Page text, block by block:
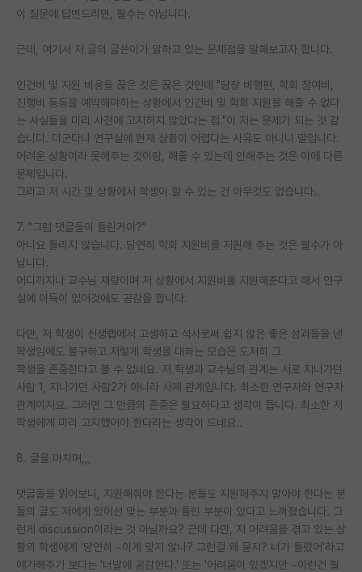
이 질문에 답변드리면, 필수는 아닙니다.
근데, 여기서 저 글의 글쓴이가 말하고 있는 문제점을 말해보고자 합니다.
인건비 및 지원 비용을 끊은 것은 끊은 것인데 "당장 비행편, 학회 참여비,
진행비 등등을 예약해야하는 상황에서 인건비 및 학회 지원을 해줄 수 없다
는 사실들을 미리 사전에 고지하지 않았다는 점."이 저는 문제가 되는 것 같
습니다. 더군다나 연구실에 현재 상황이 어렵다는 사유도 아니니 말입니다.
어려운 상황이라 못해주는 것이랑, 해줄 수 있는데 안해주는 것은 아에 다른
문제입니다.
그리고 저 시간 및 상황에서 학생이 할 수 있는 건 아무것도 없습니다..
7. "그럼 댓글들이 틀린거야?"
아니요 틀리지 않습니다. 당연히 학회 지원비를 지원해 주는 것은 필수가 아
닙니다.
어디까지나 교수님 재량이며 저 상황에서 지원비를 지원해준다고 해서 연구
실에 이득이 없어것에도 공감을 합니다.
다만, 저 학생이 신생랩에서 고생하고 석사로써 쉽지 않은 좋은 성과들을 낸
학생임에도 불구하고 저렇게 학생을 대하는 모습은 도저히 그
학생을 존중한다고 볼 수 없네요. 저 학생과 교수님의 관계는 서로 지나가던
사람 1, 지나가던 사람2가 아니라 사제 관계입니다. 최소한 연구자와 연구자
관계이지요. 그러면 그 만큼의 존중은 필요하다고 생각이 듭니다. 최소한 저
학생에게 미리 고지했어야 한다라는 생각이 드네요..
8. 글을 마치며,,,
댓글들을 읽어보니, 지원해줘야 한다는 분들도 지원해주지 말아야 한다는 분
들의 글도 저에게 있어선 맞는 부분과 틀린 부분이 있다고 느껴졌습니다. 그
런게 discussion이라는 것 아닐까요? 근데 다만, 저 어려움을 겪고 있는 상
황의 학생에게 '당연히 ~이게 맞지 않나? 그런걸 왜 묻지? 너가 틀렸어'라고
얘기해주기 보다는 '너말에 공감한다.' 또는 '어려움이 있겠지만 ~이런건 필